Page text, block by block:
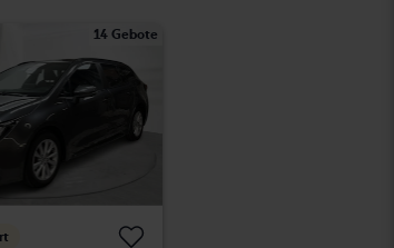
14 Gebote